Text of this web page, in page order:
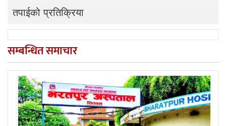
तपाईको प्रतिक्रिया
सम्बन्धित समाचार